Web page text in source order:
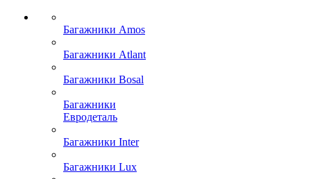
Багажники Amos
Багажники Atlant
Багажники Bosal
Багажники
Евродеталь
Багажники Inter
Багажники Lux